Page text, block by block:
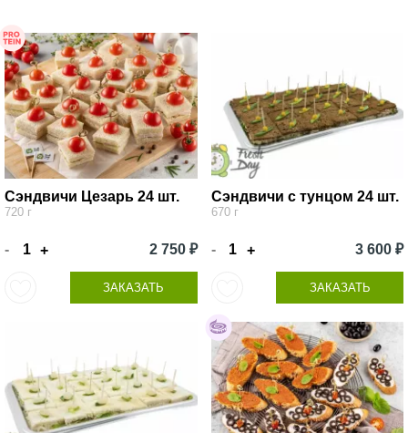
Сэндвичи Цезарь 24 шт.
720 г
- + 2 750 ₽
ЗАКАЗАТЬ
Сэндвичи с тунцом 24 шт.
670 г
- + 3 600 ₽
ЗАКАЗАТЬ